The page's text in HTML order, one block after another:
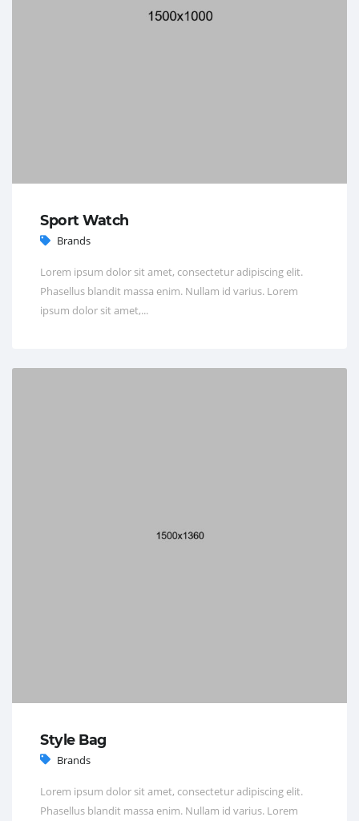
Sport Watch
Brands
Lorem ipsum dolor sit amet, consectetur adipiscing elit.
Phasellus blandit massa enim. Nullam id varius. Lorem
ipsum dolor sit amet,...
Style Bag
Brands
Lorem ipsum dolor sit amet, consectetur adipiscing elit.
Phasellus blandit massa enim. Nullam id varius. Lorem